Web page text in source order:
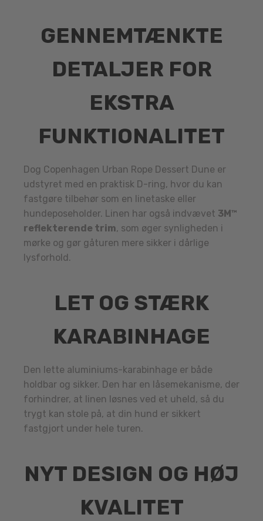
GENNEMTÆNKTE
DETALJER FOR
EKSTRA
FUNKTIONALITET
Dog Copenhagen Urban Rope Dessert Dune er
udstyret med en praktisk D-ring, hvor du kan
fastgøre tilbehør som en linetaske eller
hundeposeholder. Linen har også indvævet 3M™
reflekterende trim, som øger synligheden i
mørke og gør gåturen mere sikker i dårlige
lysforhold.
LET OG STÆRK
KARABINHAGE
Den lette aluminiums-karabinhage er både
holdbar og sikker. Den har en låsemekanisme, der
forhindrer, at linen løsnes ved et uheld, så du
trygt kan stole på, at din hund er sikkert
fastgjort under hele turen.
NYT DESIGN OG HØJ
KVALITET